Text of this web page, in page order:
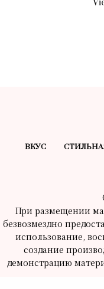
ВКУС
При размещении
безвозмездно
использование,
создание
демонстрацию